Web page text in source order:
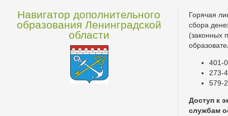
Навигатор дополнительного
образования Ленинградской
области
Горячая
сбора
(законных
401-
273-
579-
Доступ к
службам